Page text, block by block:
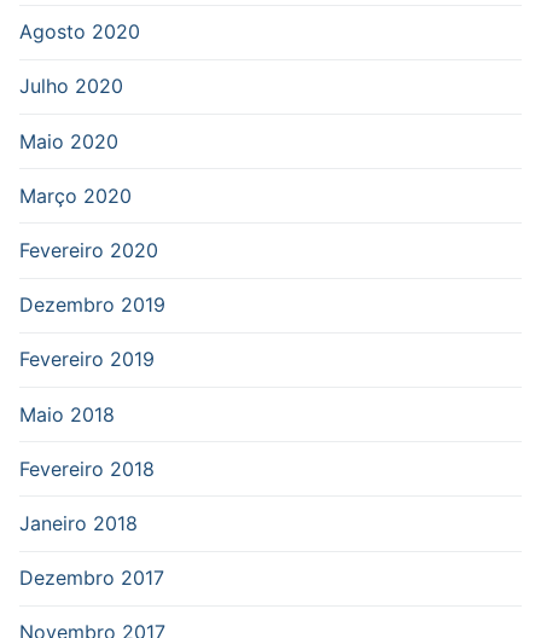
Agosto 2020
Julho 2020
Maio 2020
Março 2020
Fevereiro 2020
Dezembro 2019
Fevereiro 2019
Maio 2018
Fevereiro 2018
Janeiro 2018
Dezembro 2017
Novembro 2017